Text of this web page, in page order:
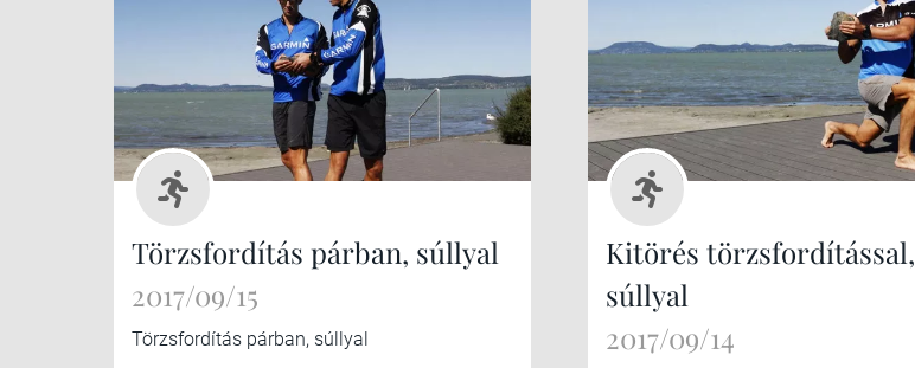
Törzsfordítás párban, súllyal
2017/09/15
Törzsfordítás párban, súllyal
Kitörés törzsfordítással,
súllyal
2017/09/14